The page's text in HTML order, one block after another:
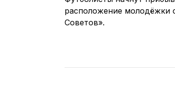
расположение молодёжки
Советов».